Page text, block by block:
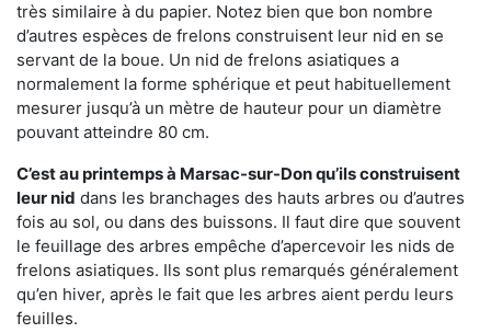
très similaire à du papier. Notez bien que bon nombre
d’autres espèces de frelons construisent leur nid en se
servant de la boue. Un nid de frelons asiatiques a
normalement la forme sphérique et peut habituellement
mesurer jusqu’à un mètre de hauteur pour un diamètre
pouvant atteindre 80 cm.
C’est au printemps à Marsac-sur-Don qu’ils construisent
leur nid dans les branchages des hauts arbres ou d’autres
fois au sol, ou dans des buissons. Il faut dire que souvent
le feuillage des arbres empêche d’apercevoir les nids de
frelons asiatiques. Ils sont plus remarqués généralement
qu’en hiver, après le fait que les arbres aient perdu leurs
feuilles.